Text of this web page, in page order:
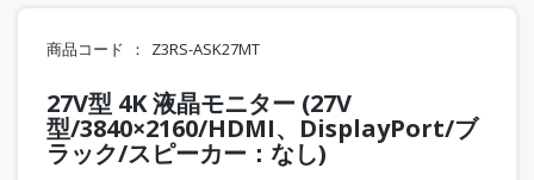
商品コード Z3RS-ASK27MT
27V型 4K 液晶モニター (27V
型/3840×2160/HDMI、DisplayPort/ブ
ラック/スピーカー：なし)